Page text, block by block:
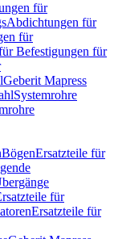
für
Abdichtungen für
für
Befestigungen für
Geberit Mapress
Systemrohre
BögenErsatzteile für
für
Ersatzteile für